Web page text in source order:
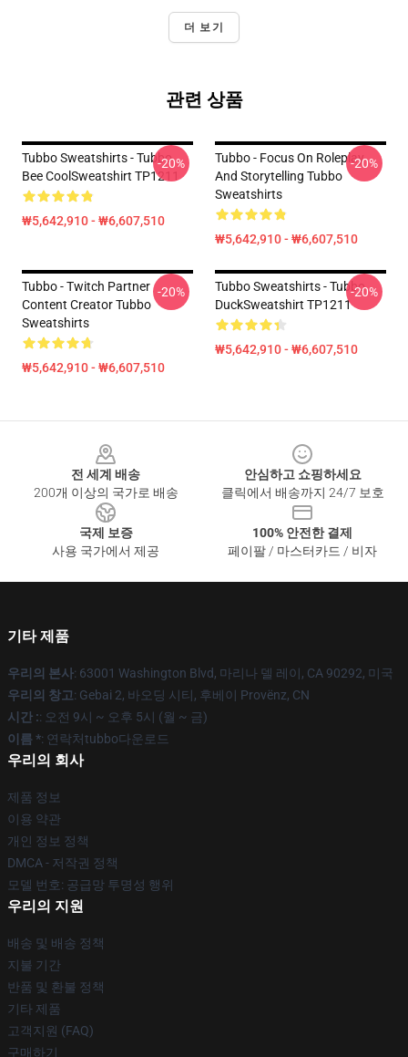
더 보기
관련 상품
Tubbo Sweatshirts - Tubbo
Bee CoolSweatshirt TP1211
₩5,642,910 - ₩6,607,510
-20%
Tubbo - Focus On Roleplay
And Storytelling Tubbo
Sweatshirts
₩5,642,910 - ₩6,607,510
-20%
Tubbo - Twitch Partner
Content Creator Tubbo
Sweatshirts
₩5,642,910 - ₩6,607,510
-20%
Tubbo Sweatshirts - Tubbo
DuckSweatshirt TP1211
₩5,642,910 - ₩6,607,510
-20%
전 세계 배송
200개 이상의 국가로 배송
안심하고 쇼핑하세요
클릭에서 배송까지 24/7 보호
국제 보증
사용 국가에서 제공
100% 안전한 결제
페이팔 / 마스터카드 / 비자
기타 제품
우리의 본사: 63001 Washington Blvd, 마리나 델 레이, CA 90292, 미국
우리의 창고: Gebai 2, 바오딩 시티, 후베이 Provënz, CN
시간 :: 오전 9시 ~ 오후 5시 (월 ~ 금)
이름 *: 연락처tubbo다운로드
우리의 회사
제품 정보
이용 약관
개인 정보 정책
DMCA - 저작권 정책
모델 번호: 공급망 투명성 행위
우리의 지원
배송 및 배송 정책
지불 기간
반품 및 환불 정책
기타 제품
고객지원 (FAQ)
구매하기